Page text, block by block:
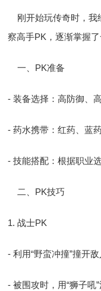
刚开始玩传奇时，我
察高手PK，逐渐掌握了
一、PK准备
- 装备选择：高防御、
- 药水携带：红药、蓝
- 技能搭配：根据职业
二、PK技巧
1. 战士PK
- 利用“野蛮冲撞”撞开敌
- 被围攻时，用“狮子吼